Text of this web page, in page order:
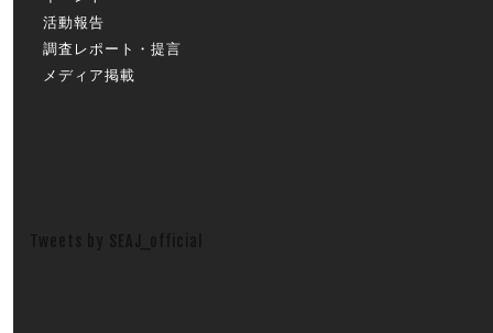
活動報告
調査レポート・提言
メディア掲載